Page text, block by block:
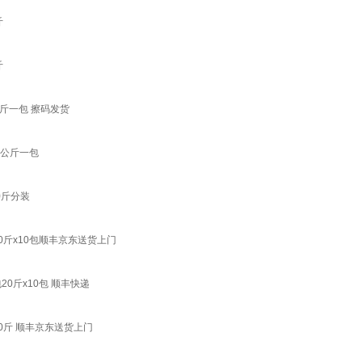
一包 擦码发货
斤一包
分装
x10包顺丰京东送货上门
斤x10包 顺丰快递
顺丰京东送货上门